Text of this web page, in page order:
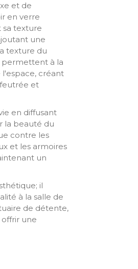
et de
en verre
sa texture
une
texture du
permettent à la
créant
et
en diffusant
la beauté du
contre les
et les armoires
un
il
à la salle de
de détente,
une